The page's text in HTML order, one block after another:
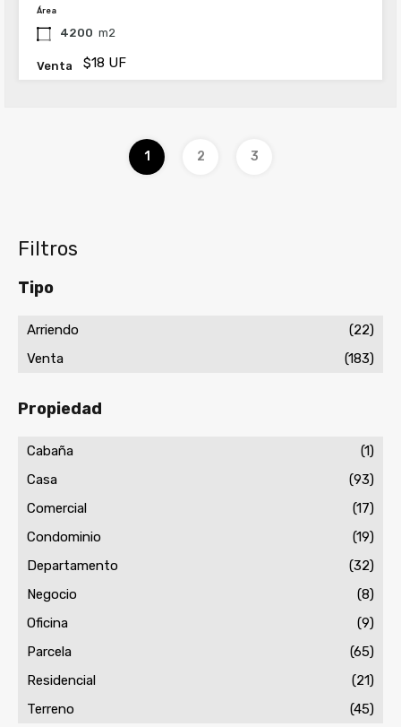
Área
4200 m2
Venta $18 UF
1 2 3
Filtros
Tipo
Arriendo
(22)
Venta
(183)
Propiedad
Cabaña
(1)
Casa
(93)
Comercial
(17)
Condominio
(19)
Departamento
(32)
Negocio
(8)
Oficina
(9)
Parcela
(65)
Residencial
(21)
Terreno
(45)